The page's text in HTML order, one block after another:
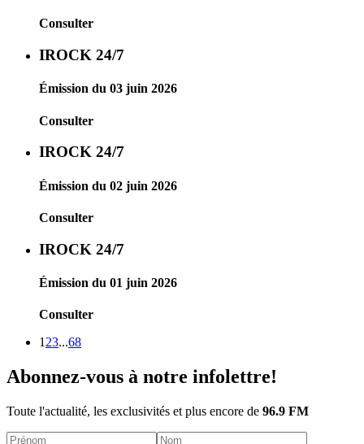
Consulter
IROCK 24/7
Émission du 03 juin 2026
Consulter
IROCK 24/7
Émission du 02 juin 2026
Consulter
IROCK 24/7
Émission du 01 juin 2026
Consulter
1 23...68
Abonnez-vous à notre infolettre!
Toute l'actualité, les exclusivités et plus encore de 96.9 FM